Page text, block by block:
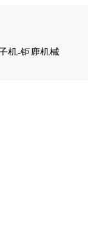
机-钜鹿机械